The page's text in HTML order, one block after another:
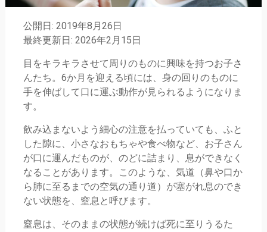
公開日: 2019年8月26日
最終更新日: 2026年2月15日
目をキラキラさせて周りのものに興味を持つお子さ
んたち。6か月を迎える頃には、身の回りのものに
手を伸ばして口に運ぶ動作が見られるようになりま
す。
飲み込まないよう細心の注意を払っていても、ふと
した隙に、小さなおもちゃや食べ物など、お子さん
が口に運んだものが、のどに詰まり、息ができなく
なることがあります。このような、気道（鼻や口か
ら肺に至るまでの空気の通り道）が塞がれ息のでき
ない状態を、窒息と呼びます。
窒息は、そのままの状態が続けば死に至りうるた